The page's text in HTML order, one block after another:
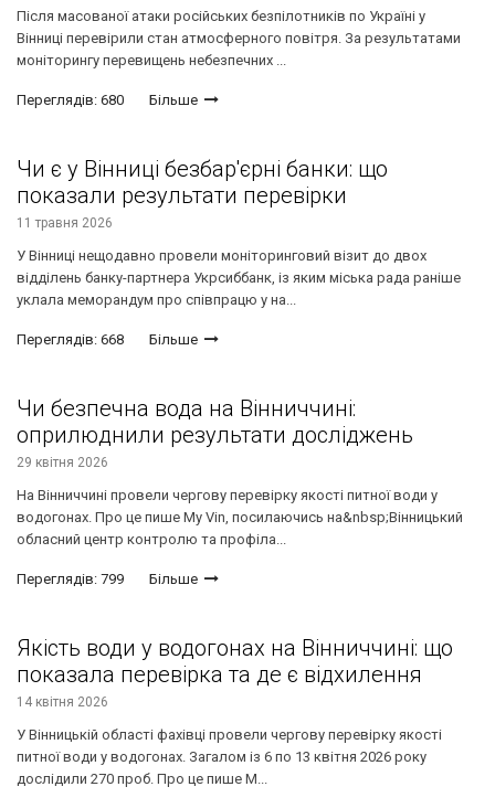
Після масованої атаки російських безпілотників по Україні у
Вінниці перевірили стан атмосферного повітря. За результатами
моніторингу перевищень небезпечних ...
Переглядів: 680 Більше
Чи є у Вінниці безбар'єрні банки: що
показали результати перевірки
11 травня 2026
У Вінниці нещодавно провели моніторинговий візит до двох
відділень банку-партнера Укрсиббанк, із яким міська рада раніше
уклала меморандум про співпрацю у на...
Переглядів: 668 Більше
Чи безпечна вода на Вінниччині:
оприлюднили результати досліджень
29 квітня 2026
На Вінниччині провели чергову перевірку якості питної води у
водогонах. Про це пише My Vin, посилаючись на&nbsp;Вінницький
обласний центр контролю та профіла...
Переглядів: 799 Більше
Якість води у водогонах на Вінниччині: що
показала перевірка та де є відхилення
14 квітня 2026
У Вінницькій області фахівці провели чергову перевірку якості
питної води у водогонах. Загалом із 6 по 13 квітня 2026 року
дослідили 270 проб. Про це пише M...